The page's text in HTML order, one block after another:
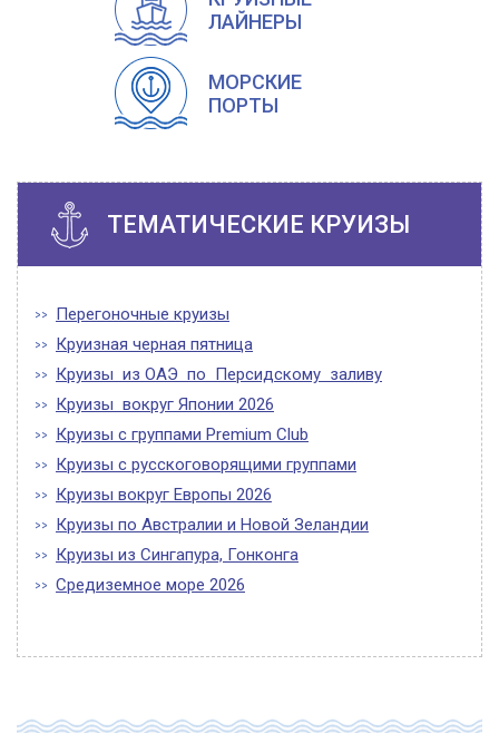
ЛАЙНЕРЫ
МОРСКИЕ
ПОРТЫ
ТЕМАТИЧЕСКИЕ КРУИЗЫ
Перегоночные круизы
Круизная черная пятница
Круизы из ОАЭ по Персидскому заливу
Круизы вокруг Японии 2026
Круизы с группами Premium Club
Круизы с русскоговорящими группами
Круизы вокруг Европы 2026
Круизы по Австралии и Новой Зеландии
Круизы из Сингапура, Гонконга
Средиземное море 2026